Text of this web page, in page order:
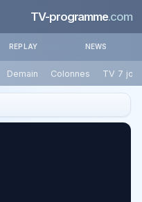
TV-programme.com
REPLAY NEWS
Demain Colonnes TV 7